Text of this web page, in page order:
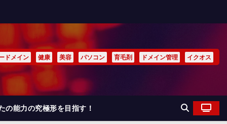
ドメイン 健康 美容 パソコン 育毛剤 ドメイン管理 イクオス
の能力の究極形を目指す！